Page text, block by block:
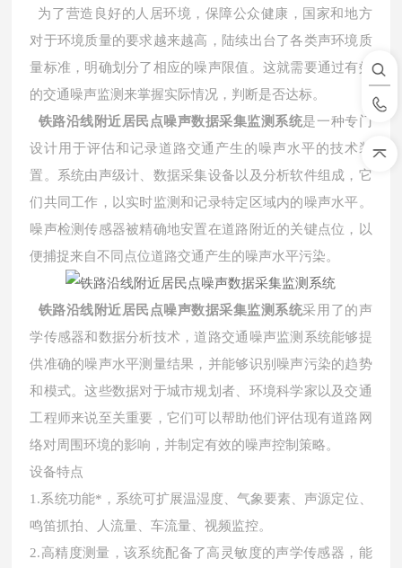
为了营造良好的人居环境，保障公众健康，国家和地方
对于环境质量的要求越来越高，陆续出台了各类声环境质
量标准，明确划分了相应的噪声限值。这就需要通过有效
的交通噪声监测来掌握实际情况，判断是否达标。
铁路沿线附近居民点噪声数据采集监测系统是一种专门
设计用于评估和记录道路交通产生的噪声水平的技术装
置。系统由声级计、数据采集设备以及分析软件组成，它
们共同工作，以实时监测和记录特定区域内的噪声水平。
噪声检测传感器被精确地安置在道路附近的关键点位，以
便捕捉来自不同点位道路交通产生的噪声水平污染。
铁路沿线附近居民点噪声数据采集监测系统采用了的声
学传感器和数据分析技术，道路交通噪声监测系统能够提
供准确的噪声水平测量结果，并能够识别噪声污染的趋势
和模式。这些数据对于城市规划者、环境科学家以及交通
工程师来说至关重要，它们可以帮助他们评估现有道路网
络对周围环境的影响，并制定有效的噪声控制策略。
设备特点
1.系统功能*，系统可扩展温湿度、气象要素、声源定位、
鸣笛抓拍、人流量、车流量、视频监控。
2.高精度测量，该系统配备了高灵敏度的声学传感器，能